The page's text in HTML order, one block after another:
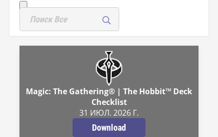
Magic: The Gathering® | The Hobbit™ Deck
Checklist
31 ИЮЛ. 2026 Г.
Download